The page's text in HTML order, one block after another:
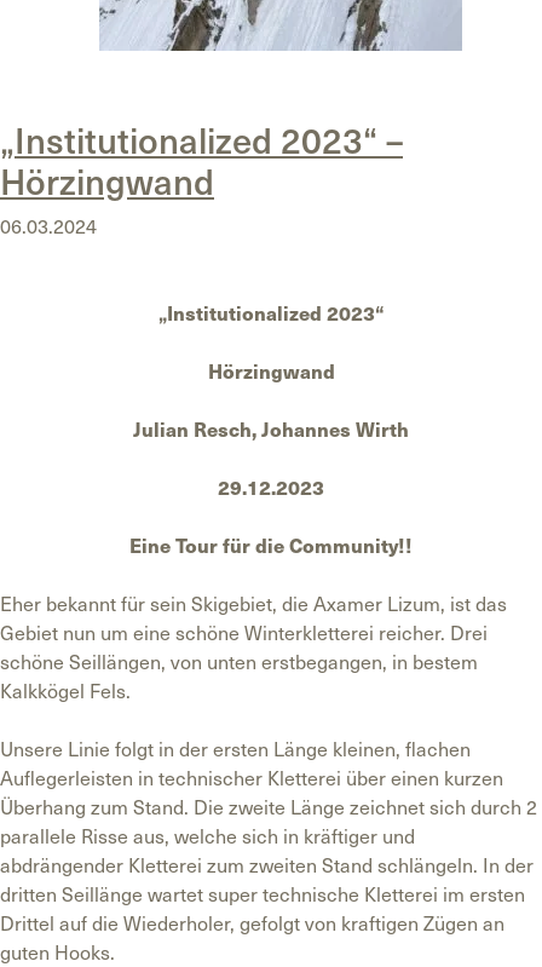
„Institutionalized 2023“ –
Hörzingwand
06.03.2024
„Institutionalized 2023“
Hörzingwand
Julian Resch, Johannes Wirth
29.12.2023
Eine Tour für die Community!!
Eher bekannt für sein Skigebiet, die Axamer Lizum, ist das
Gebiet nun um eine schöne Winterkletterei reicher. Drei
schöne Seillängen, von unten erstbegangen, in bestem
Kalkkögel Fels.
Unsere Linie folgt in der ersten Länge kleinen, flachen
Auflegerleisten in technischer Kletterei über einen kurzen
Überhang zum Stand. Die zweite Länge zeichnet sich durch 2
parallele Risse aus, welche sich in kräftiger und
abdrängender Kletterei zum zweiten Stand schlängeln. In der
dritten Seillänge wartet super technische Kletterei im ersten
Drittel auf die Wiederholer, gefolgt von kraftigen Zügen an
guten Hooks.